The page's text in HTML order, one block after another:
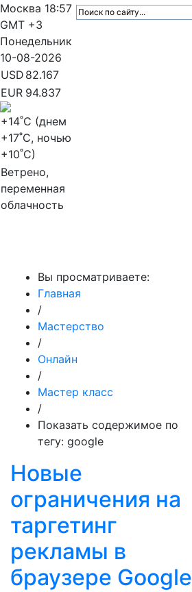
Москва 18:57
GMT +3
Понедельник
10-08-2026
USD 82.167
EUR 94.837
+14˚C (днем
+17˚C, ночью
+10˚C)
Ветрено,
переменная
облачность
Вы просматриваете:
Главная
/
Мастерство
/
Онлайн
/
Мастер класс
/
Показать содержимое по
тегу: google
Новые
ограничения на
таргетинг
рекламы в
браузере Google